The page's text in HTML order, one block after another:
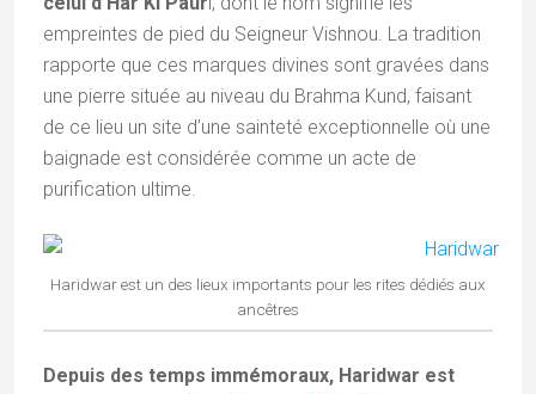
empreintes de pied du Seigneur Vishnou. La tradition
rapporte que ces marques divines sont gravées dans
une pierre située au niveau du Brahma Kund, faisant
de ce lieu un site d’une sainteté exceptionnelle où une
baignade est considérée comme un acte de
purification ultime.
Haridwar est un des lieux importants pour les rites dédiés aux
ancêtres
Depuis des temps immémoraux, Haridwar est